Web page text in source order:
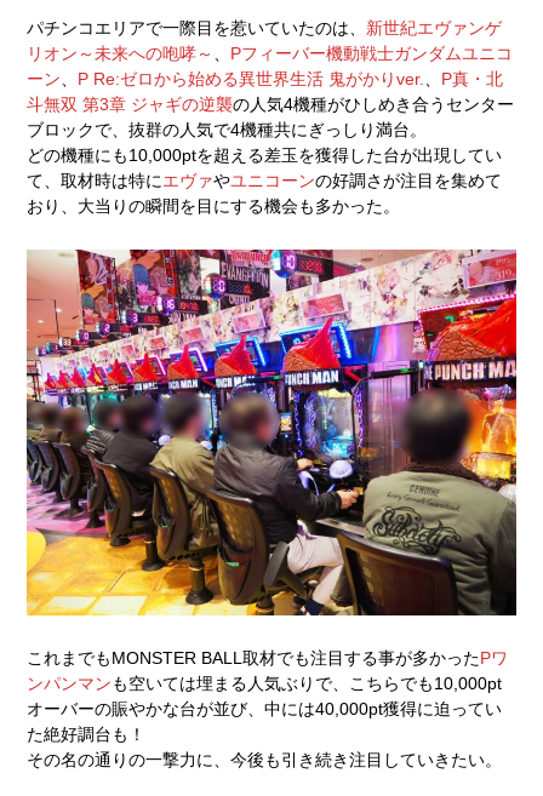
パチンコエリアで一際目を惹いていたのは、 新世紀エヴァンゲ
リオン～未来への咆哮～
Pフィーバー機動戦士ガンダムユニコ
ーン
P Re:ゼロから始める異世界生活 鬼がかりver.
P真・北
斗無双 第3章 ジャギの逆襲の人気4機種がひしめき合うセンター
ブロックで、抜群の人気で4機種共にぎっしり満台。
どの機種にも10,000ptを超える差玉を獲得した台が出現してい
て、取材時は特にエヴァやユニコーンの好調さが注目を集めて
おり、大当りの瞬間を目にする機会も多かった。
これまでもMONSTER BALL取材でも注目する事が多かったPワ
ンパンマンも空いては埋まる人気ぶりで、こちらでも10,000pt
オーバーの賑やかな台が並び、中には40,000pt獲得に迫ってい
た絶好調台も！
その名の通りの一撃力に、今後も引き続き注目していきたい。